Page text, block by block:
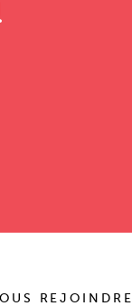
REJOINDRE